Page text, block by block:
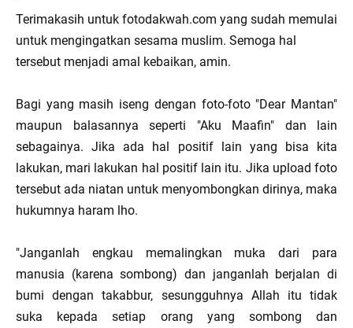
Terimakasih untuk fotodakwah.com yang sudah memulai
untuk mengingatkan sesama muslim. Semoga hal
tersebut menjadi amal kebaikan, amin.
Bagi yang masih iseng dengan foto-foto "Dear Mantan"
maupun balasannya seperti "Aku Maafin" dan lain
sebagainya. Jika ada hal positif lain yang bisa kita
lakukan, mari lakukan hal positif lain itu. Jika upload foto
tersebut ada niatan untuk menyombongkan dirinya, maka
hukumnya haram lho.
"Janganlah engkau memalingkan muka dari para
manusia (karena sombong) dan janganlah berjalan di
bumi dengan takabbur, sesungguhnya Allah itu tidak
suka kepada setiap orang yang sombong dan